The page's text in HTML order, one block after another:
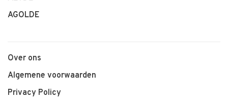
AGOLDE
Over ons
Algemene voorwaarden
Privacy Policy